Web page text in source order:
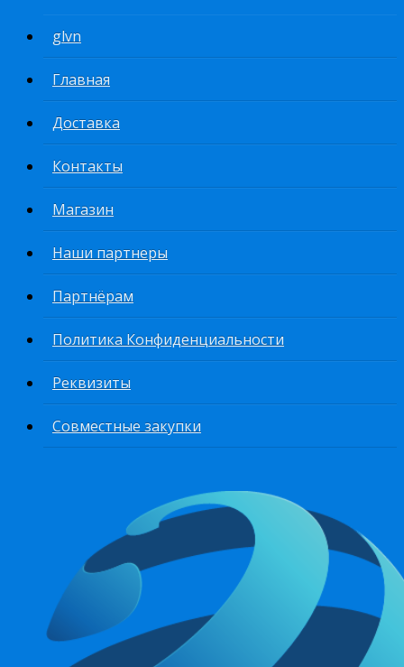
glvn
Главная
Доставка
Контакты
Магазин
Наши партнеры
Партнёрам
Политика Конфиденциальности
Реквизиты
Совместные закупки